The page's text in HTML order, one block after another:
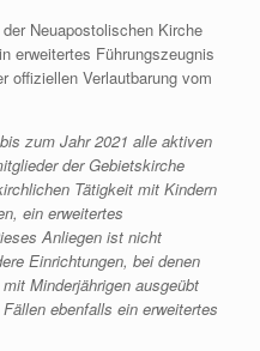
Neuapostolischen Kirche
erweitertes Führungszeugnis
offiziellen Verlautbarung vom
zum Jahr 2021 alle aktiven
der Gebietskirche
Tätigkeit mit Kindern
ein erweitertes
Anliegen ist nicht
Einrichtungen, bei denen
Minderjährigen ausgeübt
ebenfalls ein erweitertes